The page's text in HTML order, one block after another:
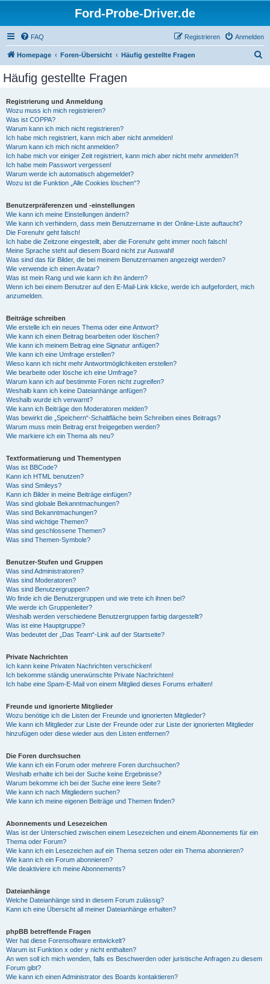
Ford-Probe-Driver.de
FAQ Anmelden
Registrieren
Homepage Foren-Übersicht Häufig gestellte Fragen
Häufig gestellte Fragen
Registrierung und Anmeldung
Wozu muss ich mich registrieren?
Was ist COPPA?
Warum kann ich mich nicht registrieren?
Ich habe mich registriert, kann mich aber nicht anmelden!
Warum kann ich mich nicht anmelden?
Ich habe mich vor einiger Zeit registriert, kann mich aber nicht mehr anmelden?!
Ich habe mein Passwort vergessen!
Warum werde ich automatisch abgemeldet?
Wozu ist die Funktion „Alle Cookies löschen“?
Benutzerpräferenzen und -einstellungen
Wie kann ich meine Einstellungen ändern?
Wie kann ich verhindern, dass mein Benutzername in der Online-Liste auftaucht?
Die Forenuhr geht falsch!
Ich habe die Zeitzone eingestellt, aber die Forenuhr geht immer noch falsch!
Meine Sprache steht auf diesem Board nicht zur Auswahl!
Was sind das für Bilder, die bei meinem Benutzernamen angezeigt werden?
Wie verwende ich einen Avatar?
Was ist mein Rang und wie kann ich ihn ändern?
Wenn ich bei einem Benutzer auf den E-Mail-Link klicke, werde ich aufgefordert, mich
anzumelden.
Beiträge schreiben
Wie erstelle ich ein neues Thema oder eine Antwort?
Wie kann ich einen Beitrag bearbeiten oder löschen?
Wie kann ich meinem Beitrag eine Signatur anfügen?
Wie kann ich eine Umfrage erstellen?
Wieso kann ich nicht mehr Antwortmöglichkeiten erstellen?
Wie bearbeite oder lösche ich eine Umfrage?
Warum kann ich auf bestimmte Foren nicht zugreifen?
Weshalb kann ich keine Dateianhänge anfügen?
Weshalb wurde ich verwarnt?
Wie kann ich Beiträge den Moderatoren melden?
Was bewirkt die „Speichern“-Schaltfläche beim Schreiben eines Beitrags?
Warum muss mein Beitrag erst freigegeben werden?
Wie markiere ich ein Thema als neu?
Textformatierung und Thementypen
Was ist BBCode?
Kann ich HTML benutzen?
Was sind Smileys?
Kann ich Bilder in meine Beiträge einfügen?
Was sind globale Bekanntmachungen?
Was sind Bekanntmachungen?
Was sind wichtige Themen?
Was sind geschlossene Themen?
Was sind Themen-Symbole?
Benutzer-Stufen und Gruppen
Was sind Administratoren?
Was sind Moderatoren?
Was sind Benutzergruppen?
Wo finde ich die Benutzergruppen und wie trete ich ihnen bei?
Wie werde ich Gruppenleiter?
Weshalb werden verschiedene Benutzergruppen farbig dargestellt?
Was ist eine Hauptgruppe?
Was bedeutet der „Das Team“-Link auf der Startseite?
Private Nachrichten
Ich kann keine Privaten Nachrichten verschicken!
Ich bekomme ständig unerwünschte Private Nachrichten!
Ich habe eine Spam-E-Mail von einem Mitglied dieses Forums erhalten!
Freunde und ignorierte Mitglieder
Wozu benötige ich die Listen der Freunde und ignorierten Mitglieder?
Wie kann ich Mitglieder zur Liste der Freunde oder zur Liste der ignorierten Mitglieder
hinzufügen oder diese wieder aus den Listen entfernen?
Die Foren durchsuchen
Wie kann ich ein Forum oder mehrere Foren durchsuchen?
Weshalb erhalte ich bei der Suche keine Ergebnisse?
Warum bekomme ich bei der Suche eine leere Seite?
Wie kann ich nach Mitgliedern suchen?
Wie kann ich meine eigenen Beiträge und Themen finden?
Abonnements und Lesezeichen
Was ist der Unterschied zwischen einem Lesezeichen und einem Abonnements für ein
Thema oder Forum?
Wie kann ich ein Lesezeichen auf ein Thema setzen oder ein Thema abonnieren?
Wie kann ich ein Forum abonnieren?
Wie deaktiviere ich meine Abonnements?
Dateianhänge
Welche Dateianhänge sind in diesem Forum zulässig?
Kann ich eine Übersicht all meiner Dateianhänge erhalten?
phpBB betreffende Fragen
Wer hat diese Forensoftware entwickelt?
Warum ist Funktion x oder y nicht enthalten?
An wen soll ich mich wenden, falls es Beschwerden oder juristische Anfragen zu diesem
Forum gibt?
Wie kann ich einen Administrator des Boards kontaktieren?